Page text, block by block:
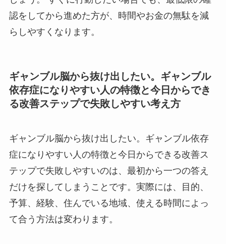
認をしてから進めた方が、時間やお金の無駄を減
らしやすくなります。
ギャンブル脳から抜け出したい。ギャンブル
依存症になりやすい人の特徴と今日からでき
る改善ステップで失敗しやすい考え方
ギャンブル脳から抜け出したい。ギャンブル依存
症になりやすい人の特徴と今日からできる改善ス
テップで失敗しやすいのは、最初から一つの答え
だけを探してしまうことです。実際には、目的、
予算、経験、住んでいる地域、使える時間によっ
て合う方法は変わります。